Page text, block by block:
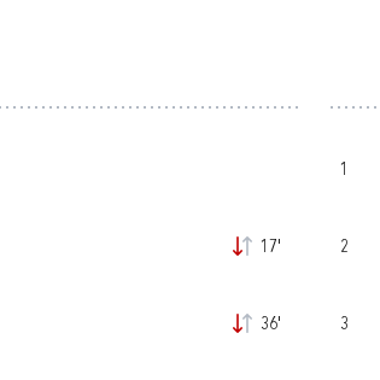
17'
36'
1
2
3